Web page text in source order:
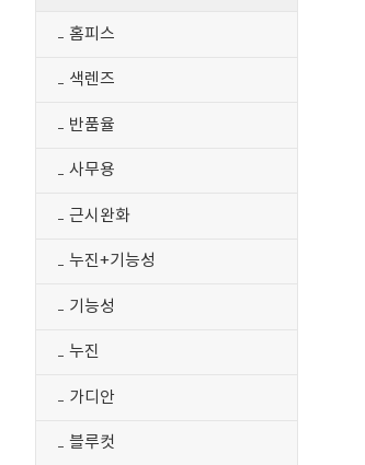
홈피스
색렌즈
반품율
사무용
근시완화
누진+기능성
기능성
누진
가디안
블루컷